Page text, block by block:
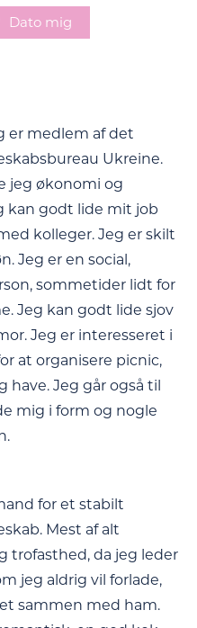
Dato mig
er medlem af det
Ukreine.
jeg økonomi og
kan godt lide mit job
kolleger. Jeg er skilt
Jeg er en social,
sommetider lidt for
Jeg kan godt lide sjov
Jeg er interesseret i
at organisere picnic,
have. Jeg går også til
mig i form og nogle
for et stabilt
Mest af alt
da jeg leder
jeg aldrig vil forlade,
sammen med ham.